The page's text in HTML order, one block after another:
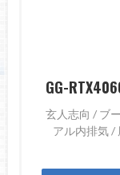
GG-
玄人志向 / ブ
アル内排気 /